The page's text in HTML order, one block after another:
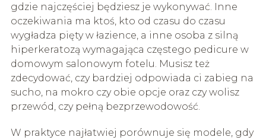
gdzie najczęściej będziesz je wykonywać. Inne
oczekiwania ma ktoś, kto od czasu do czasu
wygładza pięty w łazience, a inne osoba z silną
hiperkeratozą wymagająca częstego pedicure w
domowym salonowym fotelu. Musisz też
zdecydować, czy bardziej odpowiada ci zabieg na
sucho, na mokro czy obie opcje oraz czy wolisz
przewód, czy pełną bezprzewodowość.
W praktyce najłatwiej porównuje się modele, gdy